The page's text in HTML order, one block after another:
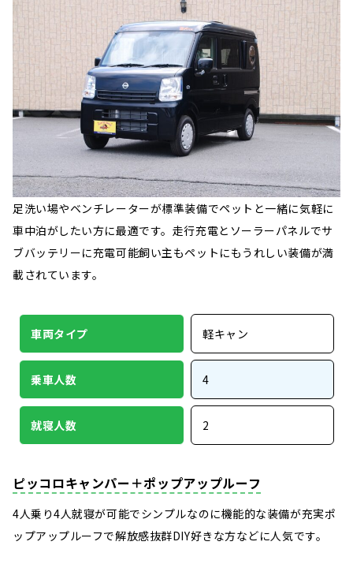
足洗い場やベンチレーターが標準装備でペットと一緒に気軽に
車中泊がしたい方に最適です。走行充電とソーラーパネルでサ
ブバッテリーに充電可能飼い主もペットにもうれしい装備が満
載されています。
車両タイプ 軽キャン
乗車人数 4
就寝人数 2
ピッコロキャンパー＋ポップアップルーフ
4人乗り4人就寝が可能でシンプルなのに機能的な装備が充実ポ
ップアップルーフで解放感抜群DIY好きな方などに人気です。